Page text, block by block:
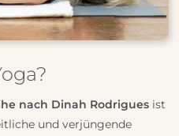
nach Dinah Rodrigues ist
und verjüngende